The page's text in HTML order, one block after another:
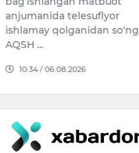
anjumanida telesuflyor
ishlamay qolganidan so‘ng
AQSH …
10:34 / 06.08.2026